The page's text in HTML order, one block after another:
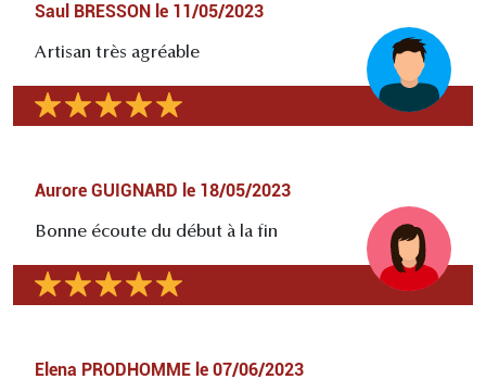
Saul BRESSON le 11/05/2023
Artisan très agréable
Aurore GUIGNARD le 18/05/2023
Bonne écoute du début à la fin
Elena PRODHOMME le 07/06/2023